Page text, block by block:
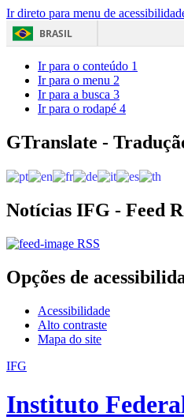
Ir direto para menu de
BRASIL
Ir para o conteúdo 1
Ir para o menu 2
Ir para a busca 3
Ir para o rodapé 4
GTranslate -
Notícias IFG - Feed
RSS
Opções de
Acessibilidade
Alto contraste
Mapa do site
IFG
Instituto